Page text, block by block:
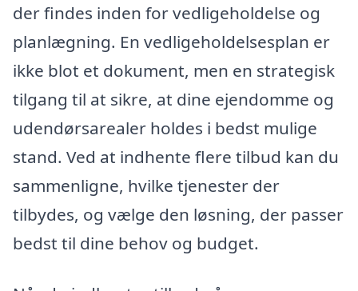
der findes inden for vedligeholdelse og
planlægning. En vedligeholdelsesplan er
ikke blot et dokument, men en strategisk
tilgang til at sikre, at dine ejendomme og
udendørsarealer holdes i bedst mulige
stand. Ved at indhente flere tilbud kan du
sammenligne, hvilke tjenester der
tilbydes, og vælge den løsning, der passer
bedst til dine behov og budget.